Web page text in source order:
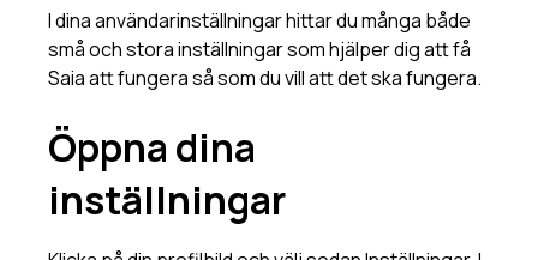
Kodtolken
Flytande snabbåtgärder
Delning av åtkomst
Skills i Saia
URL-genvägar till Saia
I dina användarinställningar hittar du många både
små och stora inställningar som hjälper dig att få
Saia att fungera så som du vill att det ska fungera.
Öppna dina
inställningar